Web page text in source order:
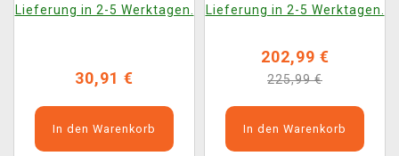
Lieferung in 2-5 Werktagen.
30,91 €
In den Warenkorb
Lieferung in 2-5 Werktagen.
202,99 €
225,99 €
In den Warenkorb